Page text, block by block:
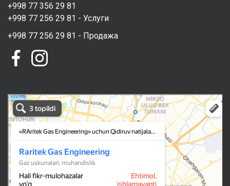
+998 77 356 29 81
+998 77 256 29 81 - Услуги
+998 77 256 29 81 - Продажа
RAritek Gas Engineering в Ташкенте
Ташкент